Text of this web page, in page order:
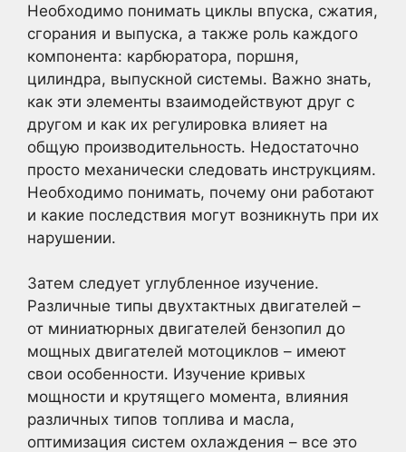
Необходимо понимать циклы впуска, сжатия,
сгорания и выпуска, а также роль каждого
компонента: карбюратора, поршня,
цилиндра, выпускной системы. Важно знать,
как эти элементы взаимодействуют друг с
другом и как их регулировка влияет на
общую производительность. Недостаточно
просто механически следовать инструкциям.
Необходимо понимать, почему они работают
и какие последствия могут возникнуть при их
нарушении.
Затем следует углубленное изучение.
Различные типы двухтактных двигателей –
от миниатюрных двигателей бензопил до
мощных двигателей мотоциклов – имеют
свои особенности. Изучение кривых
мощности и крутящего момента, влияния
различных типов топлива и масла,
оптимизация систем охлаждения – все это